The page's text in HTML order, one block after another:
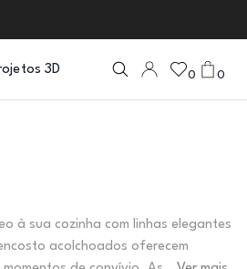
3D 0 0
à sua cozinha com linhas elegantes
acolchoados oferecem